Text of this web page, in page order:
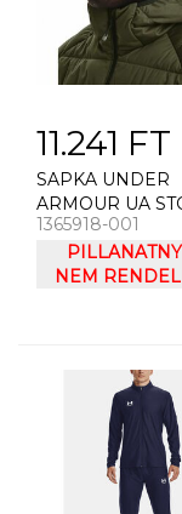
11.241 FT
SAPKA UNDER
ARMOUR UA
BEANIE
1365918-001
NEM